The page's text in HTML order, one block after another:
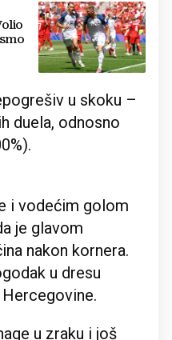
u skoku –
duela, odnosno
i vodećim golom
je glavom
nakon kornera.
u dresu
u zraku i još